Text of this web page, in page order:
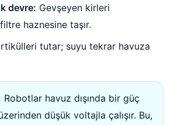
Pool
devre: Gevşeyen kirleri
haznesine taşır.
tutar; suyu tekrar havuza
Robotlar havuz dışında bir güç
düşük voltajla çalışır. Bu,